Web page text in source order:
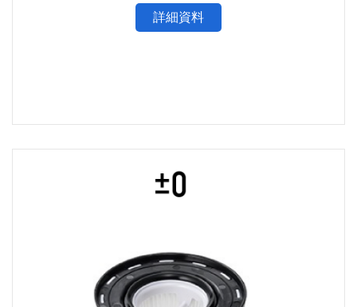
詳細資料